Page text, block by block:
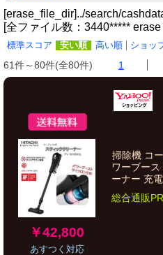
[erase_file_dir]../search/
[全ファイル数：3440*****
標準スコア 安い順 高い順 ショッ
61件～80件(全80件) 1
￥42,800
あすつく対応
掃除機 コ
ワーブース
ーナー 充
総合通販